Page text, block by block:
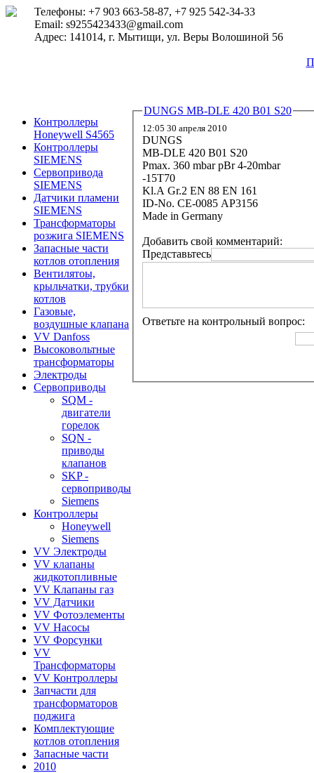
Телефоны: +7 903 663-58-87, +7 925 542-34-33
Email: s9255423433@gmail.com
Адрес: 141014, г. Мытищи, ул. Веры Волошиной 56
Контроллеры
Honeywell S4565
Контроллеры
SIEMENS
Сервопривода
SIEMENS
Датчики пламени
SIEMENS
Трансформаторы
розжига SIEMENS
Запасные части
котлов отопления
Вентилятоы,
крыльчатки, трубки
котлов
Газовые,
воздушные клапана
VV Danfoss
Высоковольтные
трансформаторы
Электроды
Сервоприводы
SQM -
двигатели
горелок
SQN -
приводы
клапанов
SKP -
сервоприводы
Siemens
Контроллеры
Honeywell
Siemens
VV Электроды
VV клапаны
жидкотопливные
VV Клапаны газ
VV Датчики
VV Фотоэлементы
VV Насосы
VV Форсунки
VV
Трансформаторы
VV Контроллеры
Запчасти для
трансформаторов
поджига
Комплектующие
котлов отопления
Запасные части
2010
DUNGS MB-DLE 420 B01 S20
12:05 30 апреля 2010
DUNGS
MB-DLE 420 B01 S20
Pmax. 360 mbar pBr 4-20mbar
-15T70
Kl.A Gr.2 EN 88 EN 161
ID-No. CE-0085 AP3156
Made in Germany
Добавить свой комментарий:
Представьтесь
Ответьте на контрольный вопрос: